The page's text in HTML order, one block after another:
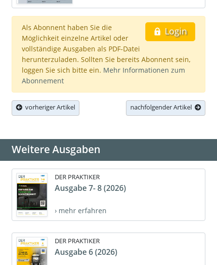
Login
Als Abonnent haben Sie die
Möglichkeit einzelne Artikel oder
vollständige Ausgaben als PDF-Datei
herunterzuladen. Sollten Sie bereits Abonnent sein,
loggen Sie sich bitte ein. Mehr Informationen zum
Abonnement
vorheriger Artikel nachfolgender Artikel
Weitere Ausgaben
DER PRAKTIKER
Ausgabe 7- 8 (2026)
› mehr erfahren
DER PRAKTIKER
Ausgabe 6 (2026)